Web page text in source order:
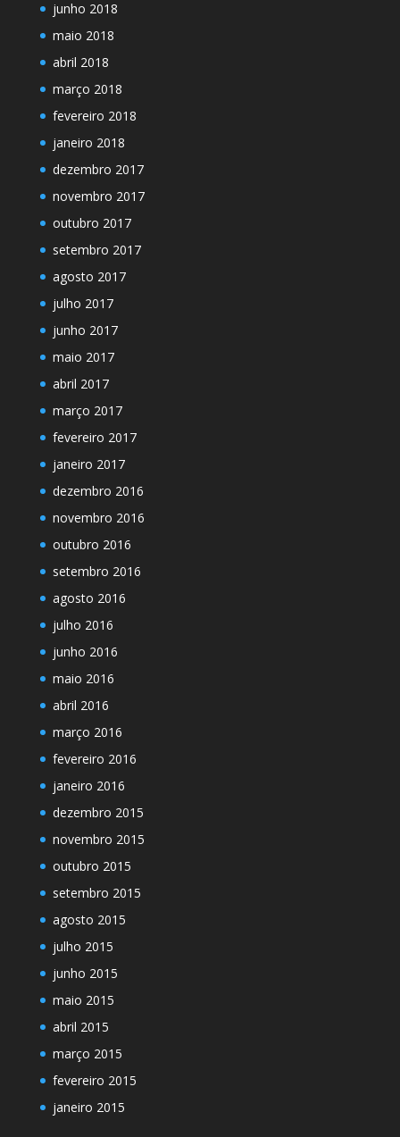
junho 2018
maio 2018
abril 2018
março 2018
fevereiro 2018
janeiro 2018
dezembro 2017
novembro 2017
outubro 2017
setembro 2017
agosto 2017
julho 2017
junho 2017
maio 2017
abril 2017
março 2017
fevereiro 2017
janeiro 2017
dezembro 2016
novembro 2016
outubro 2016
setembro 2016
agosto 2016
julho 2016
junho 2016
maio 2016
abril 2016
março 2016
fevereiro 2016
janeiro 2016
dezembro 2015
novembro 2015
outubro 2015
setembro 2015
agosto 2015
julho 2015
junho 2015
maio 2015
abril 2015
março 2015
fevereiro 2015
janeiro 2015